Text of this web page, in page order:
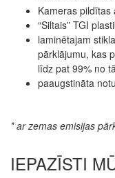
Kameras
“Siltais” TGI
laminētajam
pārklājumu, kas
līdz pat 99% no tā
paaugstināta
* ar zemas emisijas
IEPAZĪSTI